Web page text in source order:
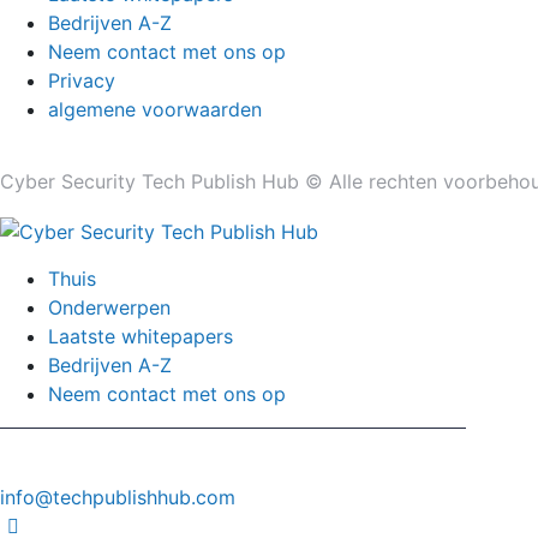
Bedrijven A-Z
Neem contact met ons op
Privacy
algemene voorwaarden
Cyber ​​Security Tech Publish Hub © Alle rechten
Thuis
Onderwerpen
Laatste whitepapers
Bedrijven A-Z
Neem contact met ons op
info@techpublishhub.com